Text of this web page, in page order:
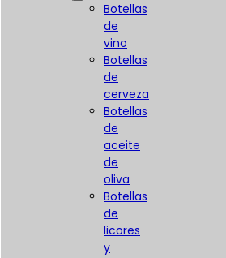
Botellas
de
vino
Botellas
de
cerveza
Botellas
de
aceite
de
oliva
Botellas
de
licores
y